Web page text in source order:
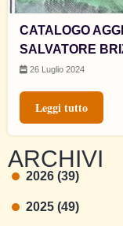
CATALOGO
SALVATORE
26 Luglio 2024
Leggi tutto
ARCHIVI
2026 (39)
2025 (49)